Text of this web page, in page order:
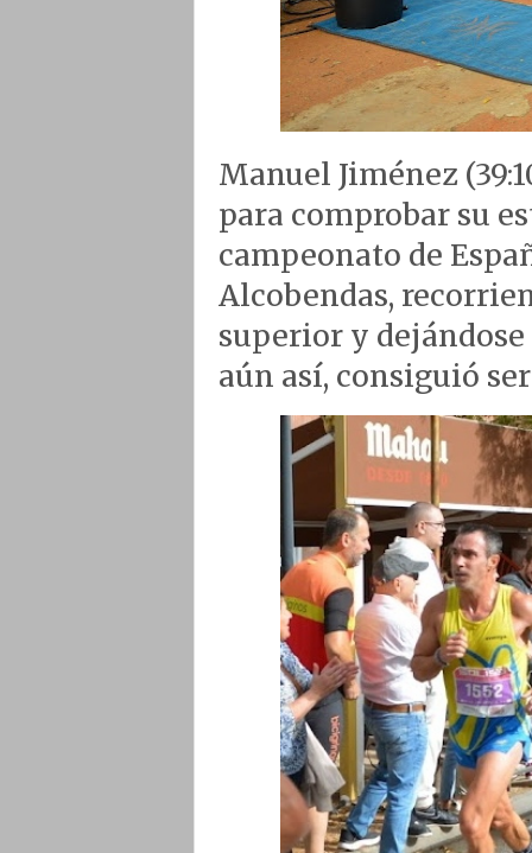
Manuel Jiménez
para comprobar su
campeonato de
Alcobendas,
superior y
aún así, consiguió